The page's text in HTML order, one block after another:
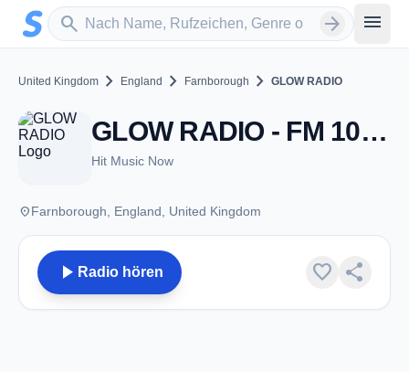
Zum Hauptinhalt springen
search
Sender suchen arrow_forward menu
United Kingdom chevron_right England chevron_right Farnborough chevron_right GLOW RADIO
GLOW RADIO - FM 106.5 - Farnborough
Hit Music Now
placeFarnborough, England, United Kingdom
play_arrow Radio hören favorite share